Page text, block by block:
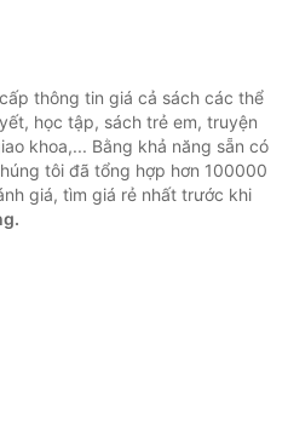
thông tin giá cả sách các thể
học tập, sách trẻ em, truyện
khoa,... Bằng khả năng sẵn có
tôi đã tổng hợp hơn 100000
giá, tìm giá rẻ nhất trước khi